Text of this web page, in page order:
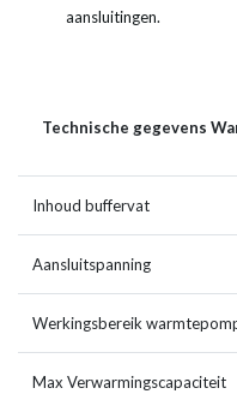
aansluitingen.
Technische gegevens
Inhoud buffervat
Aansluitspanning
Werkingsbereik
Max Verwarmingscapaciteit